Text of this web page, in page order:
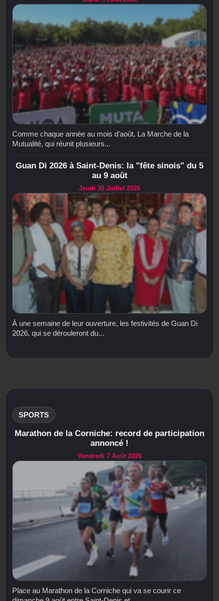
Comme chaque année au mois d'août, La Marche de la
Mutualité, qui réunit plusieurs...
Guan Di 2026 à Saint-Denis: la "fête sinois" du 5
au 9 août
Jeudi 30 Juillet 2026
À une semaine de leur ouverture, les festivités de Guan Di
2026, qui se dérouleront du...
SPORTS
Marathon de la Corniche: record de participation
annoncé !
Vendredi 7 Août 2026
Place au Marathon de la Corniche qui va se courir ce